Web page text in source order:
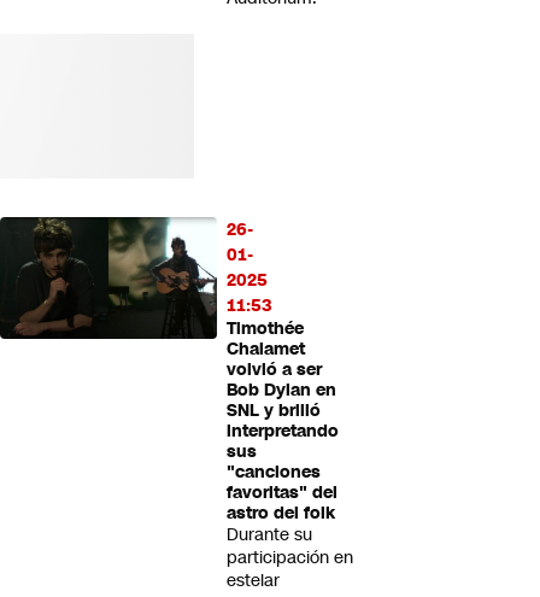
26-
01-
2025
11:53
Timothée
Chalamet
volvió a ser
Bob Dylan en
SNL y brilló
interpretando
sus
"canciones
favoritas" del
astro del folk
Durante su
participación en
estelar